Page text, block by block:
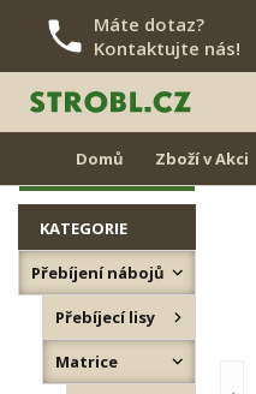
PŘESKOČIT NAVIGACI
Máte dotaz?
Kontaktujte nás!
Domů Zboží v Akci
NOVINKY
ZNOVU SKLADEM
KATEGORIE
Přebíjení nábojů
Přebíjecí lisy
Matrice